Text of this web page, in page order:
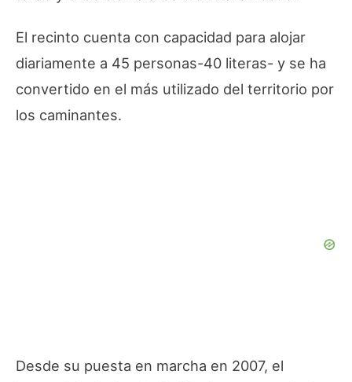
El recinto cuenta con capacidad para alojar
diariamente a 45 personas-40 literas- y se ha
convertido en el más utilizado del territorio por
los caminantes.
Desde su puesta en marcha en 2007, el